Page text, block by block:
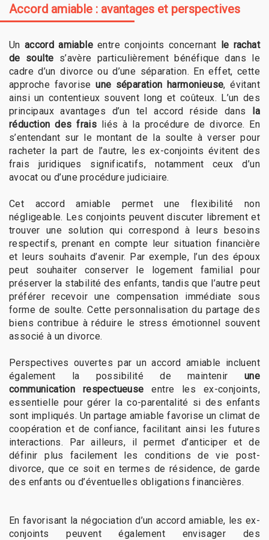
Accord amiable : avantages et perspectives
Un accord amiable entre conjoints concernant le rachat
de soulte s’avère particulièrement bénéfique dans le
cadre d’un divorce ou d’une séparation. En effet, cette
approche favoriseune séparation harmonieuse, évitant
ainsi un contentieux souvent long et coûteux. L’un des
principaux avantages d’un tel accord réside dans la
réduction des frais liés à la procédure de divorce. En
s’entendant sur le montant de la soulte à verser pour
racheter la part de l’autre, les ex-conjoints évitent des
frais juridiques significatifs, notamment ceux d’un
avocat ou d’une procédure judiciaire.
Cet accord amiable permet une flexibilité non
négligeable. Les conjoints peuvent discuter librement et
trouver une solution qui correspond à leurs besoins
respectifs, prenant en compte leur situation financière
et leurs souhaits d’avenir. Par exemple, l’un des époux
peut souhaiter conserver le logement familial pour
préserver la stabilité des enfants, tandis que l’autre peut
préférer recevoir une compensation immédiate sous
forme de soulte. Cette personnalisation du partage des
biens contribue à réduire le stress émotionnel souvent
associé à un divorce.
Perspectives ouvertes par un accord amiable incluent
également la possibilité de maintenir une
communication respectueuse entre les ex-conjoints,
essentielle pour gérer la co-parentalité si des enfants
sont impliqués. Un partage amiable favorise un climat de
coopération et de confiance, facilitant ainsi les futures
interactions. Par ailleurs, il permet d’anticiper et de
définir plus facilement les conditions de vie post-
divorce, que ce soit en termes de résidence, de garde
des enfants ou d’éventuelles obligations financières.
En favorisant la négociation d’un accord amiable, les ex-
conjoints peuvent également envisager des